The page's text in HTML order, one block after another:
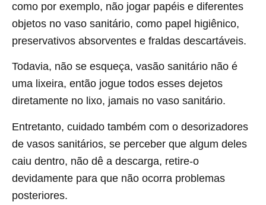
como por exemplo, não jogar papéis e diferentes
objetos no vaso sanitário, como papel higiênico,
preservativos absorventes e fraldas descartáveis.
Todavia, não se esqueça, vasão sanitário não é
uma lixeira, então jogue todos esses dejetos
diretamente no lixo, jamais no vaso sanitário.
Entretanto, cuidado também com o desorizadores
de vasos sanitários, se perceber que algum deles
caiu dentro, não dê a descarga, retire-o
devidamente para que não ocorra problemas
posteriores.